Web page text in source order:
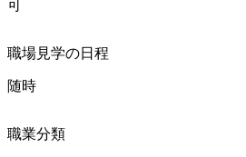
可
職場見学の日程
随時
職業分類